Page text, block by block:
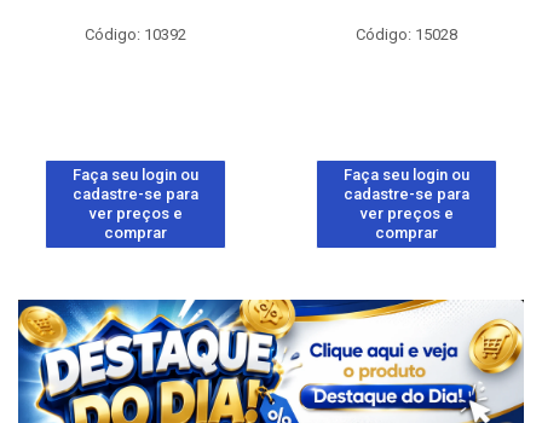
Código: 10392
Faça seu login ou
cadastre-se para
ver preços e
comprar
Código: 15028
Faça seu login ou
cadastre-se para
ver preços e
comprar